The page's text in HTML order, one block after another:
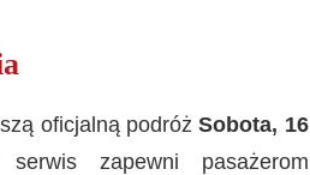
oficjalną podróżSobota, 16
zapewni pasażerom